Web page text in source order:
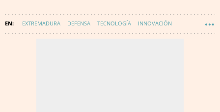
EXTREMADURA DEFENSA TECNOLOGÍA INNOVACIÓN